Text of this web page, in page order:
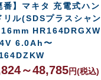
番】マキタ 充電式ハン
リル(SDSプラスシャン
HR164DRGXW
6.0Ah〜
～48,785円(税込)